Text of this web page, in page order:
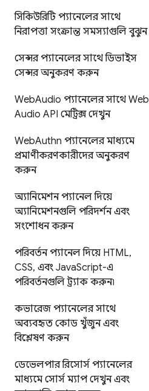
সিকিউরিটি প্যানেলের সাথে
নিরাপত্তা সংক্রান্ত সমস্যাগুলি বুঝুন
সেন্সর প্যানেলের সাথে ডিভাইস
সেন্সর অনুকরণ করুন
WebAudio প্যানেলের সাথে Web
Audio API মেট্রিক্স দেখুন
WebAuthn প্যানেলের মাধ্যমে
প্রমাণীকরণকারীদের অনুকরণ
করুন
অ্যানিমেশন প্যানেল দিয়ে
অ্যানিমেশনগুলি পরিদর্শন এবং
সংশোধন করুন
পরিবর্তন প্যানেল দিয়ে HTML,
CSS, এবং JavaScript-এ
পরিবর্তনগুলি ট্র্যাক করুন৷
কভারেজ প্যানেলের সাথে
অব্যবহৃত কোড খুঁজুন এবং
বিশ্লেষণ করুন
ডেভেলপার রিসোর্স প্যানেলের
মাধ্যমে সোর্স ম্যাপ দেখুন এবং